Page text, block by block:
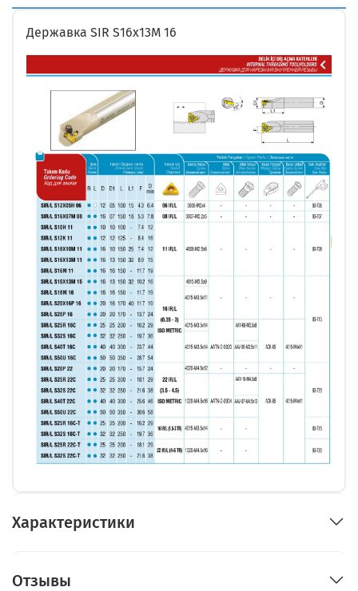
Державка SIR S16x13M 16
Характеристики
Отзывы